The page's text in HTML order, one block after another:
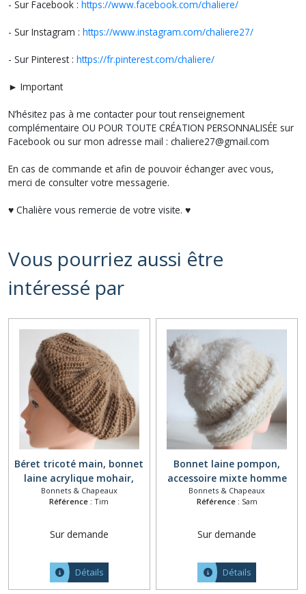
- Sur Facebook : https://www.facebook.com/chaliere/
- Sur Instagram : https://www.instagram.com/chaliere27/
- Sur Pinterest : https://fr.pinterest.com/chaliere/
► Important
N’hésitez pas à me contacter pour tout renseignement
complémentaire OU POUR TOUTE CRÉATION PERSONNALISÉE sur
Facebook ou sur mon adresse mail : chaliere27@gmail.com
En cas de commande et afin de pouvoir échanger avec vous,
merci de consulter votre messagerie.
♥ Chalière vous remercie de votre visite. ♥
Vous pourriez aussi être
intéressé par
Béret tricoté main, bonnet
laine acrylique mohair,
accessoire femme fait
main, chapeau tricot laine,
béret côtes anglaises
Bonnets & Chapeaux
Référence : Tim
Sur demande
Détails
Bonnet laine pompon,
accessoire mixte homme
femme, chapeau tricoté
main, accessoire de tête
tricot, bonnet blanc naturel
Bonnets & Chapeaux
Référence : Sam
Sur demande
Détails